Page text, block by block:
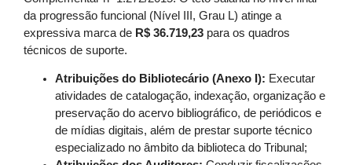
da progressão funcional (Nível III, Grau L) atinge a
expressiva marca de R$ 36.719,23 para os quadros
técnicos de suporte.
Atribuições do Bibliotecário (Anexo I): Executar
atividades de catalogação, indexação, organização e
preservação do acervo bibliográfico, de periódicos e
de mídias digitais, além de prestar suporte técnico
especializado no âmbito da biblioteca do Tribunal;